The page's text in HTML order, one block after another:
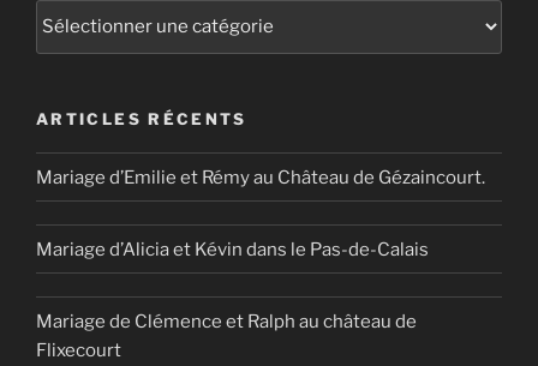
Catégories
ARTICLES RÉCENTS
Mariage d’Emilie et Rémy au Château de Gézaincourt.
Mariage d’Alicia et Kévin dans le Pas-de-Calais
Mariage de Clémence et Ralph au château de
Flixecourt